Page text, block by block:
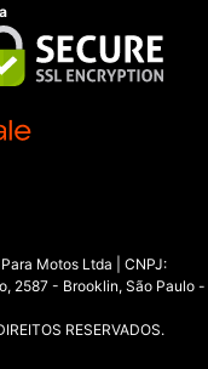
Motos Ltda | CNPJ:
2587 - Brooklin, São Paulo -
RESERVADOS.